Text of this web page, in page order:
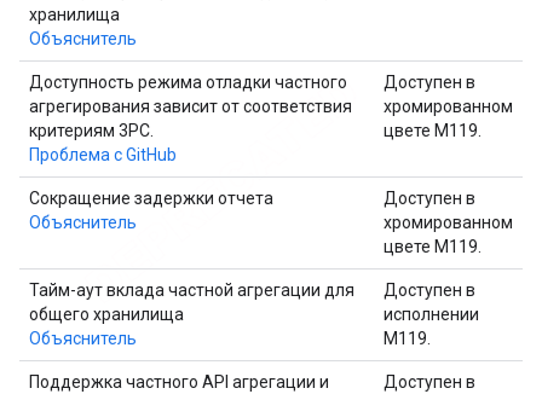
хранилища
Объяснитель
Доступность режима отладки частного
агрегирования зависит от соответствия
критериям 3PC.
Проблема с GitHub
Доступен в
хромированном
цвете M119.
Сокращение задержки отчета
Объяснитель
Доступен в
хромированном
цвете M119.
Тайм-аут вклада частной агрегации для
общего хранилища
Объяснитель
Доступен в
исполнении
M119.
Поддержка частного API агрегации и
Доступен в